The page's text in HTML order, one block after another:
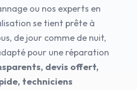
ou nos experts en
se tient prête à
de jour comme de nuit,
pour une réparation
devis offert,
techniciens